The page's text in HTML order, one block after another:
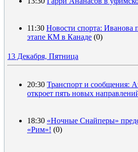
11:30 Новости спорта: Иванова
этапе КМ в Канаде (0)
13 Декабря, Пятница
20:30 Транспорт и сообщения:
откроет пять новых
18:30 «Ночные Снайперы»
«Рим»! (0)